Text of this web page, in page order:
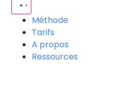
Méthode
Tarifs
A propos
Ressources